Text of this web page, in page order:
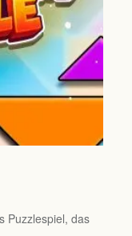
Puzzlespiel, das